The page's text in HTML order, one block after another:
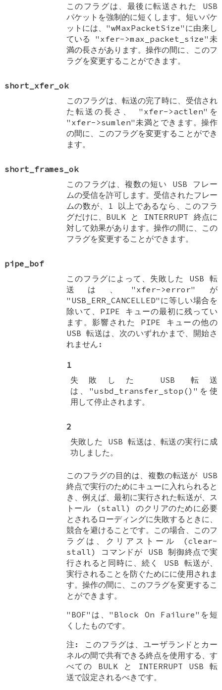
このフラグは、最後に転送された USB
パケットを強制的に短くします。短いパケ
ットには、"wMaxPacketSize"に由来し
ている "xfer->max_packet_size"未
満の長さがあります。操作の間に、このフ
ラグを変更することができます。
short_xfer_ok
このフラグは、転送の完了時に、受信され
た転送の長さ、 "xfer->actlen"を
"xfer->sumlen"未満とできます。操作
の間に、このフラグを変更することができ
ます。
short_frames_ok
このフラグは、複数の短い USB フレー
ムの受信を許可します。受信されたフレー
ムの数が、1 以上であるなら、このフラ
グだけに、BULK と INTERRUPT 終点に
対して効果があります。操作の間に、この
フラグを変更することができます。
pipe_bof
このフラグによって、失敗した USB 転
送は、"xfer->error"が
"USB_ERR_CANCELLED"に等しい場合を
除いて、PIPE キューの最初に残ってい
ます。影響された PIPE キューの他の
USB 転送は、次のいずれかまで、開始さ
れません:
1
失敗した USB 転送
は、"usbd_transfer_stop()"を使
用して停止されます。
2
失敗した USB 転送は、転送の実行に成
功しました。
このフラグの目的は、複数の転送が USB
終点で実行のためにキューに入れられると
き、例えば、最初に実行された転送が、ス
トール (stall) のクリアのために必要
とされるローディングに失敗するときに、
競合を避けることです。この場合、このフ
ラグは、クリアストール (clear-
stall) コマンドが USB 制御終点で実
行されると同時に、続く USB 転送が、
実行されることを防ぐためにに使用されま
す。操作の間に、このフラグを変更するこ
とができます。
"BOF"は、"Block On Failure"を短
くしたものです。
注: このフラグは、ユーザランドとカー
ネルの間で共有できる終点を使用する、す
べての BULK と INTERRUPT USB 転
送で設定されるべきです。